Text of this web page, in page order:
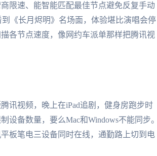
限速、能智能匹配最佳节点避免反复手动
《长月烬明》名场面，体验堪比演唱会停
各节点速度，像网约车派单那样把腾讯视
讯视频，晚上在iPad追剧，健身房跑步时
备数量，要么Mac和Windows不能同步。
板笔电三设备同时在线，通勤路上切到电